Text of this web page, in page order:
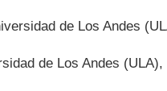
de Los Andes
de Los Andes